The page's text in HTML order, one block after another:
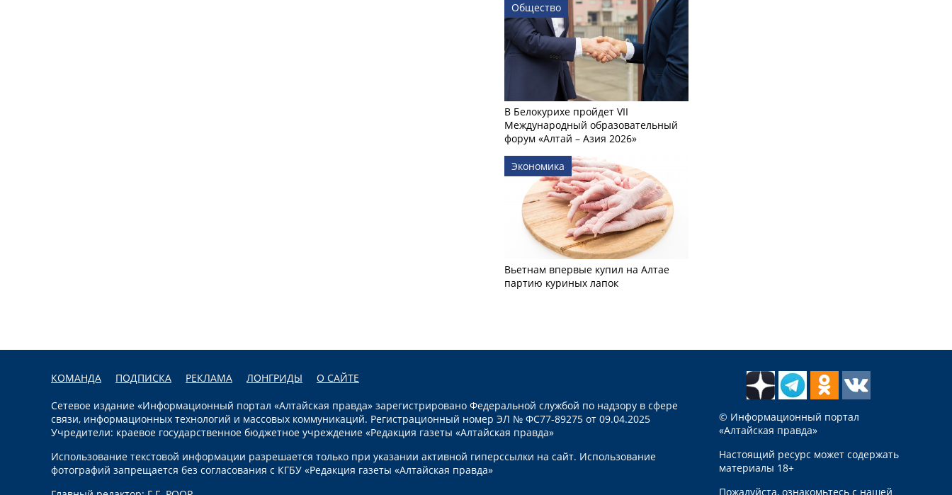
Общество
В Белокурихе пройдет VII
Международный образовательный
форум «Алтай – Азия 2026»
Экономика
Вьетнам впервые купил на Алтае
партию куриных лапок
КОМАНДА ПОДПИСКА РЕКЛАМА ЛОНГРИДЫ О САЙТЕ
Сетевое издание «Информационный портал «Алтайская правда» зарегистрировано Федеральной службой по надзору в сфере
связи, информационных технологий и массовых коммуникаций. Регистрационный номер ЭЛ № ФС77-89275 от 09.04.2025
Учредители: краевое государственное бюджетное учреждение «Редакция газеты «Алтайская правда»
Использование текстовой информации разрешается только при указании активной гиперссылки на сайт. Использование
фотографий запрещается без согласования с КГБУ «Редакция газеты «Алтайская правда»
© Информационный портал
«Алтайская правда»
Настоящий ресурс может содержать
материалы 18+
Пожалуйста, ознакомьтесь с нашей